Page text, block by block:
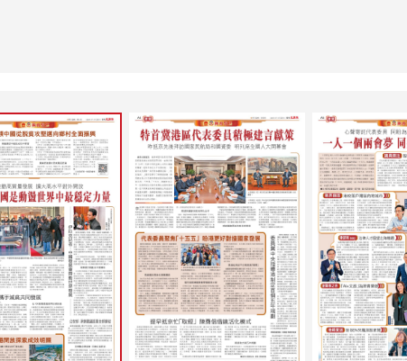
要聞
江載道
集思匯
教啟智
刊專題
體育